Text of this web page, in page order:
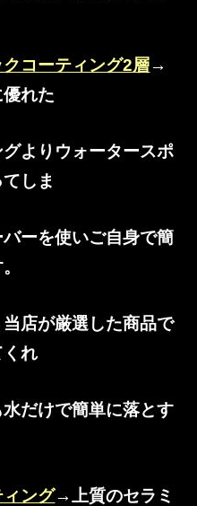
コーティング2層→
れた
よりウォータースポ
しま
ーを使いご自身で簡
店が厳選した商品で
くれ
だけで簡単に落とす
ング→上質のセラミ